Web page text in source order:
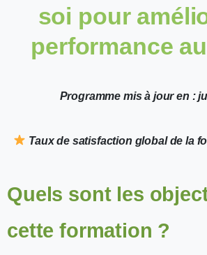
soi pour
performance au
Programme mis à jour en :
Taux de satisfaction global de la
Quels sont les
cette formation ?